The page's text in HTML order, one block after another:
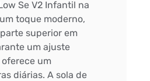
Se V2 Infantil na
toque moderno,
superior em
um ajuste
um
diárias. A sola de